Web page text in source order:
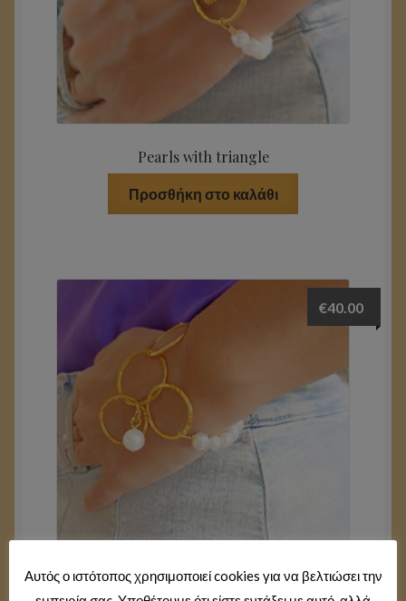
Pearls with triangle
Προσθήκη στο καλάθι
€40.00
Αυτός ο ιστότοπος χρησιμοποιεί cookies για να βελτιώσει την